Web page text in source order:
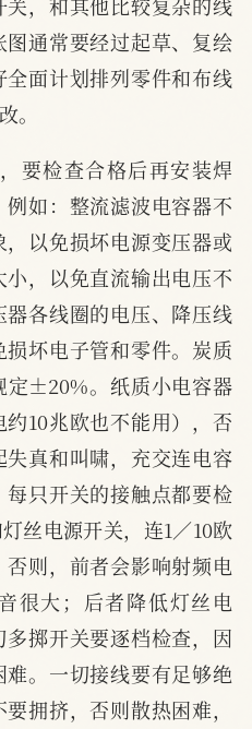
通常要经过起草、复绘
面计划排列零件和布线
。
要检查合格后再安装焊
如：整流滤波电容器不
以免损坏电源变压器或
，以免直流输出电压不
各线圈的电压、降压线
坏电子管和零件。炭质
定±20%。纸质小电容器
10兆欧也不能用），否
真和叫啸，充交连电容
只开关的接触点都要检
丝电源开关，连1／10欧
则，前者会影响射频电
很大；后者降低灯丝电
掷开关要逐档检查，因
难。一切接线要有足够绝
拥挤，否则散热困难，